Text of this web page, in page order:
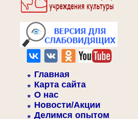
Главная
Карта сайта
О нас
Новости/Акции
Делимся опытом